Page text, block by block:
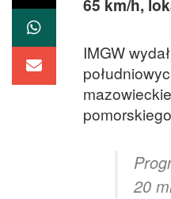
65 km/h,
IMGW
20